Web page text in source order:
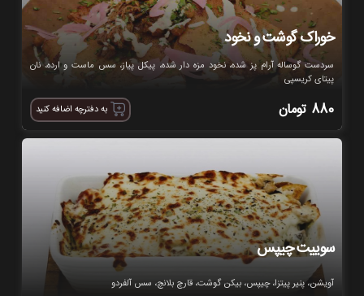
خوراک گوشت و نخود
سردست گوساله آرام پز شده، نخود مزه دار شده، پیکل پیاز، سس ماست و ارده، نان
پیتای کریسپی
880 تومان به دفترچه اضافه کنید
سوییت چیپس
آویشن، پنیر پیتزا، چیپس، بیکن گوشت، قارچ بلانچ، سس آلفردو